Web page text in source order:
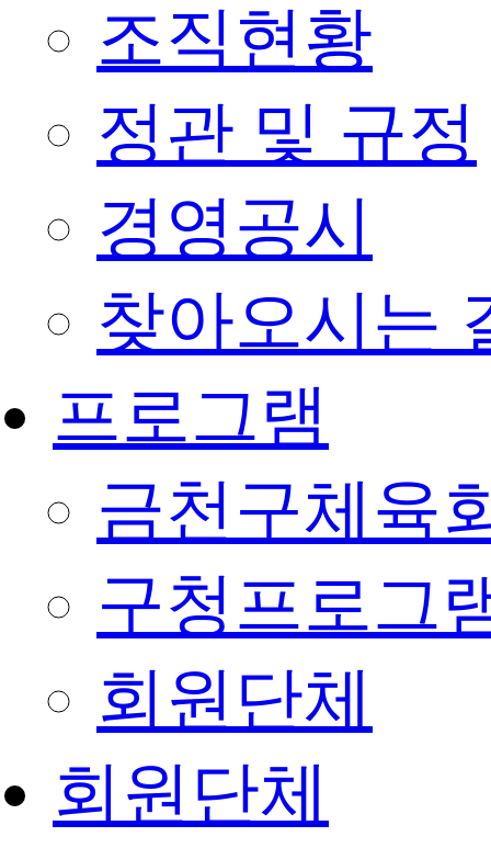
조직현황
정관 및 규정
경영공시
찾아오시는
프로그램
금천구체육
구청프로그
회원단체
회원단체